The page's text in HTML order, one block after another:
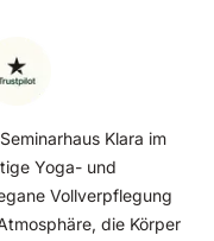
Klara im
Yoga- und
Vollverpflegung
die Körper